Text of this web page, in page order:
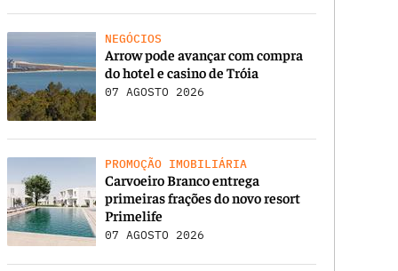
NEGÓCIOS
Arrow pode avançar com compra
do hotel e casino de Tróia
07 AGOSTO 2026
PROMOÇÃO IMOBILIÁRIA
Carvoeiro Branco entrega
primeiras frações do novo resort
Primelife
07 AGOSTO 2026